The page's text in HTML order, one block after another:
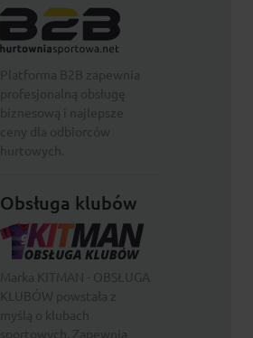
Obsługa klubów